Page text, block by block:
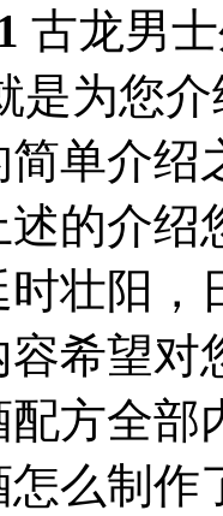
古龙男
是为您
单介绍
的介
壮阳，
希望
方全
么制